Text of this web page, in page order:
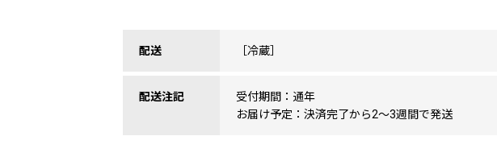
配送 ［冷蔵］
配送注記
受付期間：通年
お届け予定：決済完了から2～3週間で発送